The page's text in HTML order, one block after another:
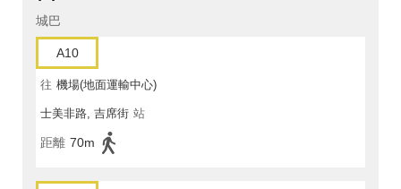
城巴
A10
往 機場(地面運輸中心)
士美非路, 吉席街 站
距離 70m